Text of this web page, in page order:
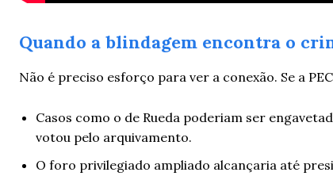
Quando a blindagem encontra o
Não é preciso esforço para ver a conexão. Se a
Casos como o de Rueda poderiam ser
votou pelo arquivamento.
O foro privilegiado ampliado alcançaria até